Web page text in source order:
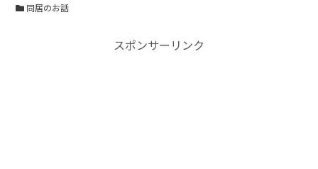
同居のお話
スポンサーリンク